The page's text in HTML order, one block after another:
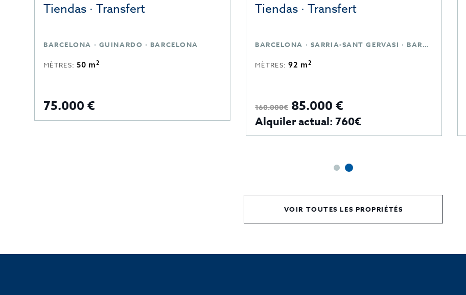
Tiendas · Transfert
BARCELONA · GUINARDO · BARCELONA
MÈTRES:50 m2
75.000 €
Tiendas · Transfert
BARCELONA · SARRIA-SANT GERVASI · BARCELONA
MÈTRES:92 m2
160.000€ 85.000 €
Alquiler actual: 760€
VOIR TOUTES LES PROPRIÉTÉS